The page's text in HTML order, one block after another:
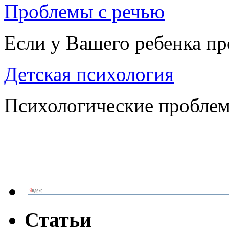
Проблемы с речью
Если у Вашего ребенка
Детская психология
Психологические
Статьи